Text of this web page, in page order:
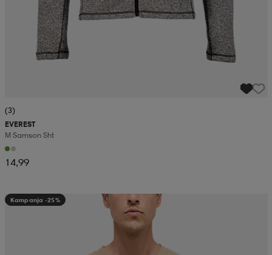
(3)
EVEREST
M Samson Sht
14,99
Kampanja -25%